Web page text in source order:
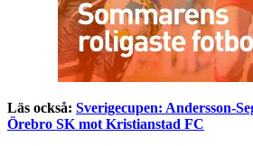
Läs också: Sverigecupen: Andersson-
Örebro SK mot Kristianstad FC